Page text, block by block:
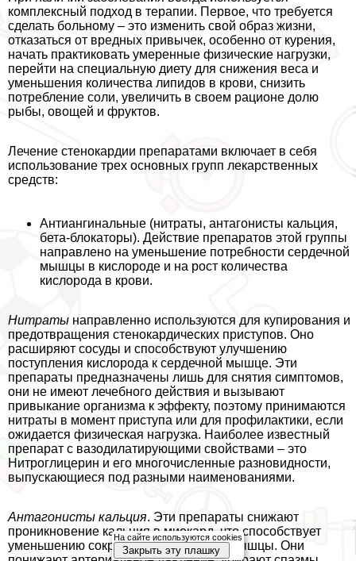
комплексный подход в терапии. Первое, что требуется
сделать больному – это изменить свой образ жизни,
отказаться от вредных привычек, особенно от курения,
начать пpaктиковать умеренные физические нагрузки,
перейти на специальную диету для снижения веса и
уменьшения количества липидов в крови, снизить
потрeбление соли, увеличить в своем рационе долю
рыбы, овощей и фруктов.
Лечение стенокардии препаратами включает в себя
использование трех основных групп лекарственных
средств:
Антиангинальные (нитраты, антагонисты кальция,
бета-блокаторы). Действие препаратов этой группы
направлено на уменьшение потребности сердечной
мышцы в кислороде и на рост количества
кислорода в крови.
Нитраты направленно используются для купирования и
предотвращения стенокардических приступов. Оно
расширяют сосуды и способствуют улучшению
поступления кислорода к сердечной мышце. Эти
препараты предназначены лишь для снятия симптомов,
они не имеют лечебного действия и вызывают
привыкание организма к эффекту, поэтому принимаются
нитраты в момент приступа или для профилактики, если
ожидается физическая нагрузка. Наиболее известный
препарат с вазодилатирующими свойствами – это
Нитроглицерин и его многочисленные разновидности,
выпускающиеся под разными наименованиями.
Антагонисты кальция. Эти препараты снижают
проникновение кальция в миокард, что способствует
уменьшению сокращений сердечной мышцы. Они
На сайте используются cookies
Закрыть эту плашку